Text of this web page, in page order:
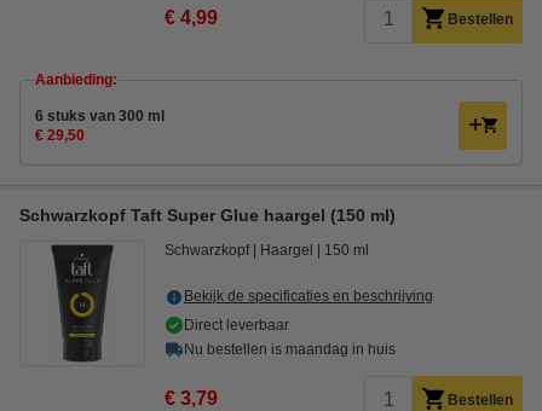
€ 4,99 Bestellen
Aanbieding:
6 stuks van 300 ml
€ 29,50
Schwarzkopf Taft Super Glue haargel (150 ml)
Schwarzkopf Haargel 150 ml
Bekijk de specificaties en beschrijving
Direct leverbaar
Nu bestellen is maandag in huis
€ 3,79 Bestellen